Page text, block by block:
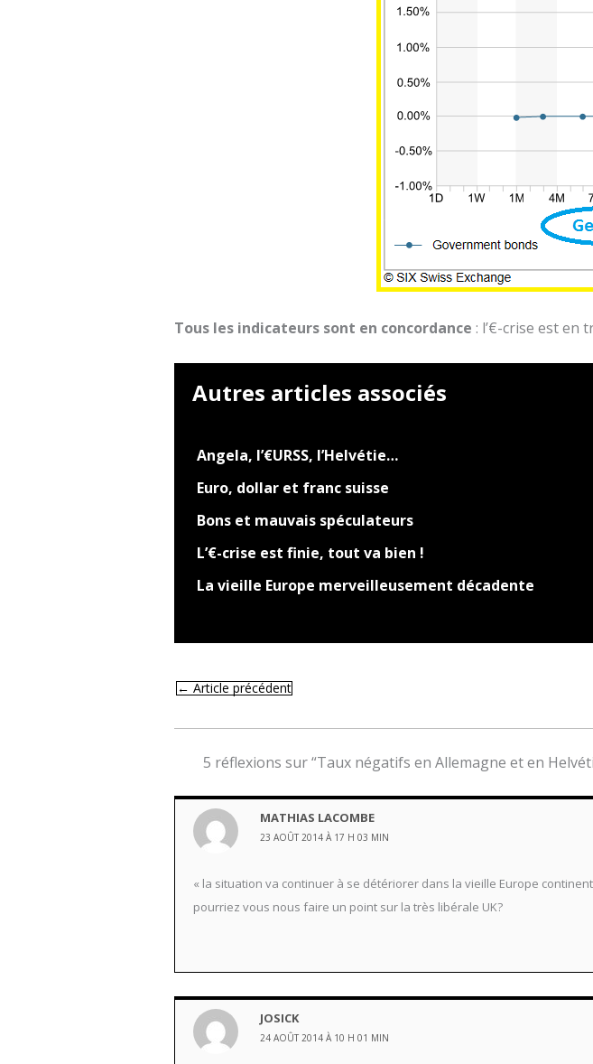
Tous les indicateurs sont en concordance : l’€-crise est
Autres articles associés
Angela, l’€URSS, l’Helvétie…
Euro, dollar et franc suisse
Bons et mauvais spéculateurs
L’€-crise est finie, tout va bien !
La vieille Europe merveilleusement décadente
← Article précédent
5 réflexions sur “Taux négatifs en Allemagne et en
MATHIAS LACOMBE
23 AOÛT 2014 À 17 H 03 MIN
« la situation va continuer à se détériorer dans la vieille Europe
pourriez vous nous faire un point sur la très libérale UK?
JOSICK
24 AOÛT 2014 À 10 H 01 MIN